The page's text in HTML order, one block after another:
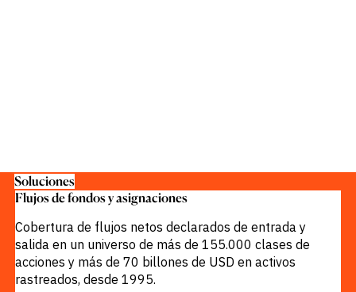
Soluciones
Flujos de fondos y asignaciones
Cobertura de flujos netos declarados de entrada y
salida en un universo de más de 155.000 clases de
acciones y más de 70 billones de USD en activos
rastreados, desde 1995.